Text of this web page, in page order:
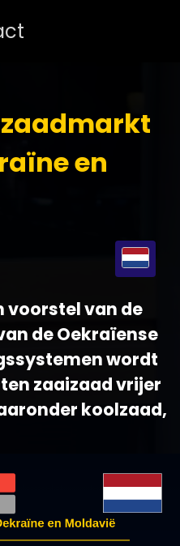
en
voorstel van de
de Oekraïense
wordt
zaaizaad vrijer
koolzaad,